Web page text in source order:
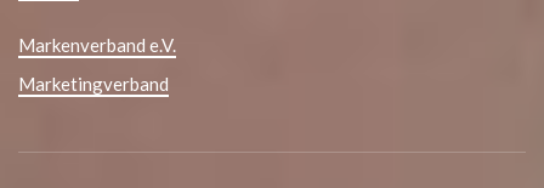
Markenverband e.V.
Marketingverband